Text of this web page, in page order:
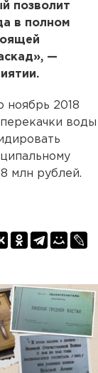
позволит
в полном
—
ноябрь 2018
воды
млн рублей.